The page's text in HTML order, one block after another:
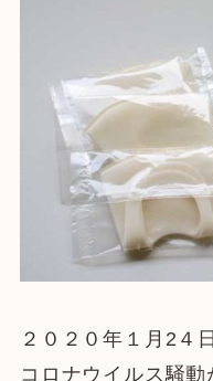
２０２０年１月2４
コロナウイルス騒